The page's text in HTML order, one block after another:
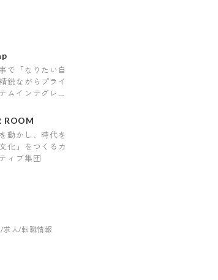
で「なりたい自
鋭ながらプライ
ムインテグレー
ROOM
動かし、時代を
化」をつくるカ
ィブ集団
求人/転職情報